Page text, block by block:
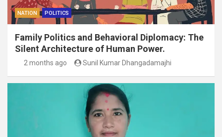
NATION POLITICS
Family Politics and Behavioral Diplomacy: The
Silent Architecture of Human Power.
2 months ago Sunil Kumar Dhangadamajhi